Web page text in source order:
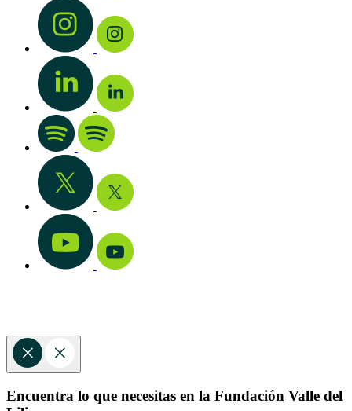
Encuentra lo que necesitas en la Fundación Valle del